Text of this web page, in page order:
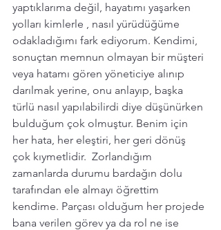
yaptıklarıma değil, hayatımı yaşarken
yolları kimlerle , nasıl yürüdüğüme
odakladığımı fark ediyorum. Kendimi,
sonuçtan memnun olmayan bir müşteri
veya hatamı gören yöneticiye alınıp
darılmak yerine, onu anlayıp, başka
türlü nasıl yapılabilirdi diye düşünürken
bulduğum çok olmuştur. Benim için
her hata, her eleştiri, her geri dönüş
çok kıymetlidir.  Zorlandığım
zamanlarda durumu bardağın dolu
tarafından ele almayı öğrettim
kendime. Parçası olduğum her projede
bana verilen görev ya da rol ne ise